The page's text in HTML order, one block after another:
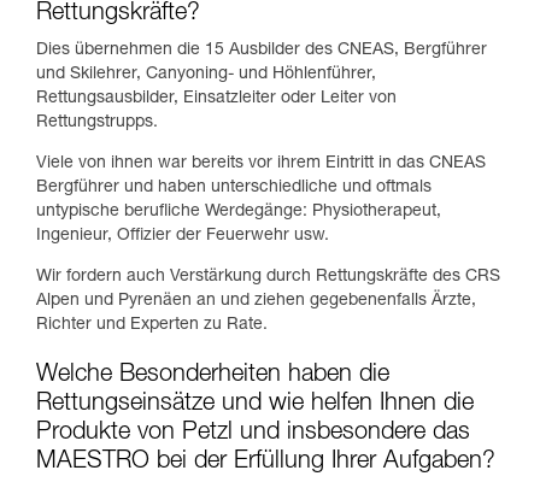
Rettungskräfte?
Dies übernehmen die 15 Ausbilder des CNEAS, Bergführer
und Skilehrer, Canyoning- und Höhlenführer,
Rettungsausbilder, Einsatzleiter oder Leiter von
Rettungstrupps.
Viele von ihnen war bereits vor ihrem Eintritt in das CNEAS
Bergführer und haben unterschiedliche und oftmals
untypische berufliche Werdegänge: Physiotherapeut,
Ingenieur, Offizier der Feuerwehr usw.
Wir fordern auch Verstärkung durch Rettungskräfte des CRS
Alpen und Pyrenäen an und ziehen gegebenenfalls Ärzte,
Richter und Experten zu Rate.
Welche Besonderheiten haben die
Rettungseinsätze und wie helfen Ihnen die
Produkte von Petzl und insbesondere das
MAESTRO bei der Erfüllung Ihrer Aufgaben?